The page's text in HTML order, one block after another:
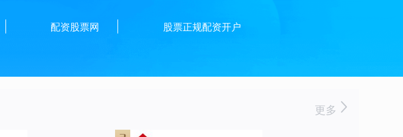
配资股票网 股票正规配资开户
更多